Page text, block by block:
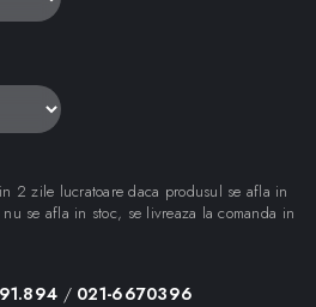
2 zile lucratoare daca produsul se afla in
se afla in stoc, se livreaza la comanda in
/ 021-6670396